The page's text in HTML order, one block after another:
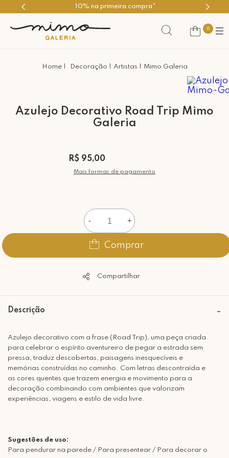
10% na primeira compra*
0
Decoração Artistas Mimo Galeria
Azulejo Decorativo Road Trip Mimo
Galeria
R$ 95,00
Mais formas de pagamento
- +
Comprar
Compartilhar
Descrição
Azulejo decorativo com a frase (Road Trip), uma peça criada
para celebrar o espírito aventureiro de pegar a estrada sem
pressa, traduz descobertas, paisagens inesquecíveis e
memórias construídas no caminho. Com letras descontraída e
as cores quentes que trazem energia e movimento para a
decoração combinando com ambientes que valorizam
experiências, viagens e estilo de vida livre.
Sugestões de uso:
Para pendurar na parede / Para presentear / Para decorar o